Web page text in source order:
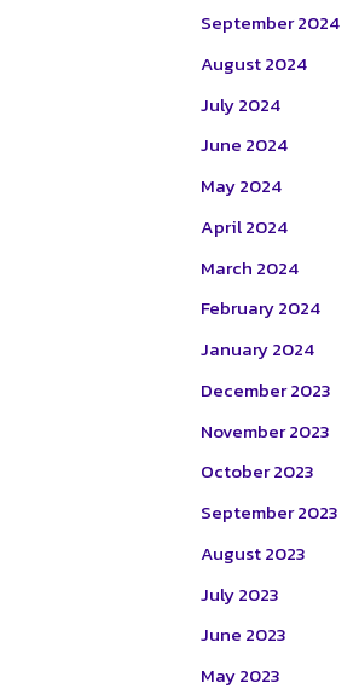
September 2024
August 2024
July 2024
June 2024
May 2024
April 2024
March 2024
February 2024
January 2024
December 2023
November 2023
October 2023
September 2023
August 2023
July 2023
June 2023
May 2023